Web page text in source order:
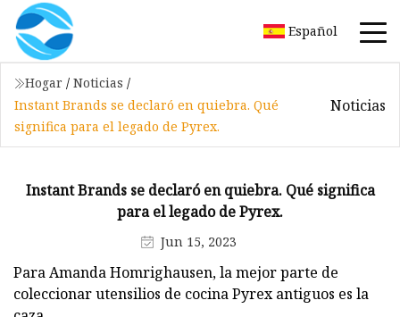
Español
Hogar / Noticias /
Instant Brands se declaró en quiebra. Qué
significa para el legado de Pyrex.
Noticias
Instant Brands se declaró en quiebra. Qué significa
para el legado de Pyrex.
Jun 15, 2023
Para Amanda Homrighausen, la mejor parte de
coleccionar utensilios de cocina Pyrex antiguos es la